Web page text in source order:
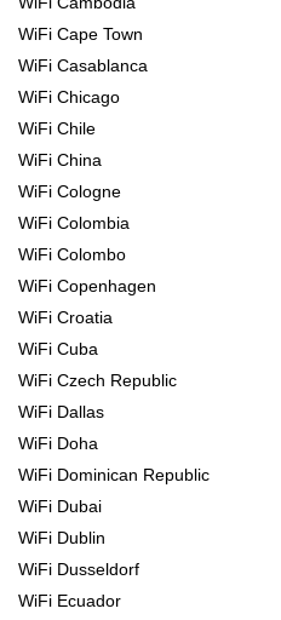
WiFi Cape Town
WiFi Casablanca
WiFi Chicago
WiFi Chile
WiFi China
WiFi Cologne
WiFi Colombia
WiFi Colombo
WiFi Copenhagen
WiFi Croatia
WiFi Cuba
WiFi Czech Republic
WiFi Dallas
WiFi Doha
WiFi Dominican Republic
WiFi Dubai
WiFi Dublin
WiFi Dusseldorf
WiFi Ecuador